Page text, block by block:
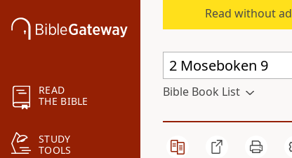
READ
THE BIBLE
STUDY
TOOLS
Read without
Bible Book List